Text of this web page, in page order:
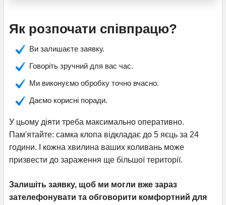
Як розпочати співпрацю?
Ви залишаєте заявку.
Говоріть зручний для вас час.
Ми виконуємо обробку точно вчасно.
Даємо корисні поради.
У цьому діяти треба максимально оперативно.
Пам'ятайте: самка клопа відкладає до 5 яєць за 24
години. І кожна хвилина ваших коливань може
призвести до зараження ще більшої території.
Залишіть заявку, щоб ми могли вже зараз
зателефонувати та обговорити комфортний для